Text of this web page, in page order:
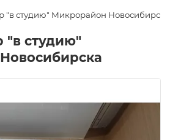
"в студию" Микрорайон Новосибирска
"в студию"